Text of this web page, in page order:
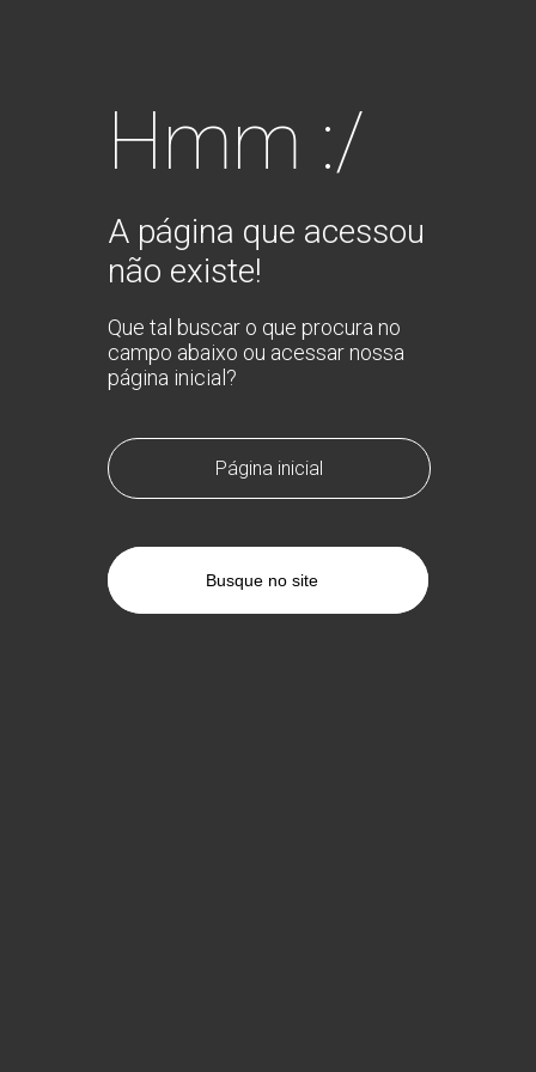
Hmm :/
A página que acessou
não existe!
Que tal buscar o que procura no
campo abaixo ou acessar nossa
página inicial?
Página inicial